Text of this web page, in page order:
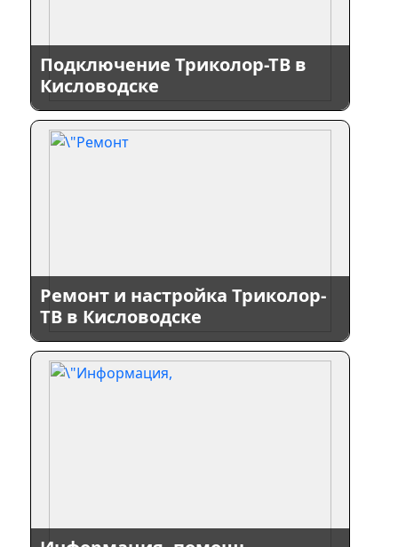
Подключение Триколор-ТВ в
Кисловодске
Ремонт и настройка Триколор-
ТВ в Кисловодске